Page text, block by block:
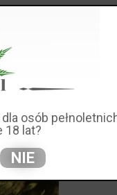
osób
18 lat?
NIE